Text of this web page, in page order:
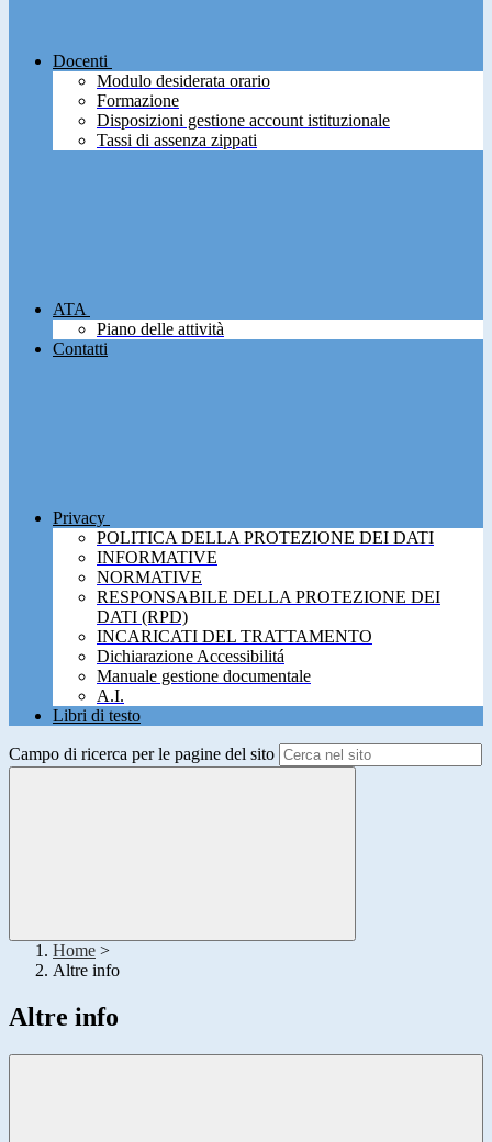
Docenti
Modulo desiderata orario
Formazione
Disposizioni gestione account istituzionale
Tassi di assenza zippati
ATA
Piano delle attività
Contatti
Privacy
POLITICA DELLA PROTEZIONE DEI DATI
INFORMATIVE
NORMATIVE
RESPONSABILE DELLA PROTEZIONE DEI
DATI (RPD)
INCARICATI DEL TRATTAMENTO
Dichiarazione Accessibilitá
Manuale gestione documentale
A.I.
Libri di testo
Campo di ricerca per le pagine del sito
Home >
Altre info
Altre info